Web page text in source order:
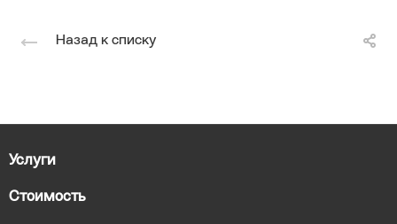
Назад к списку
Услуги
Стоимость